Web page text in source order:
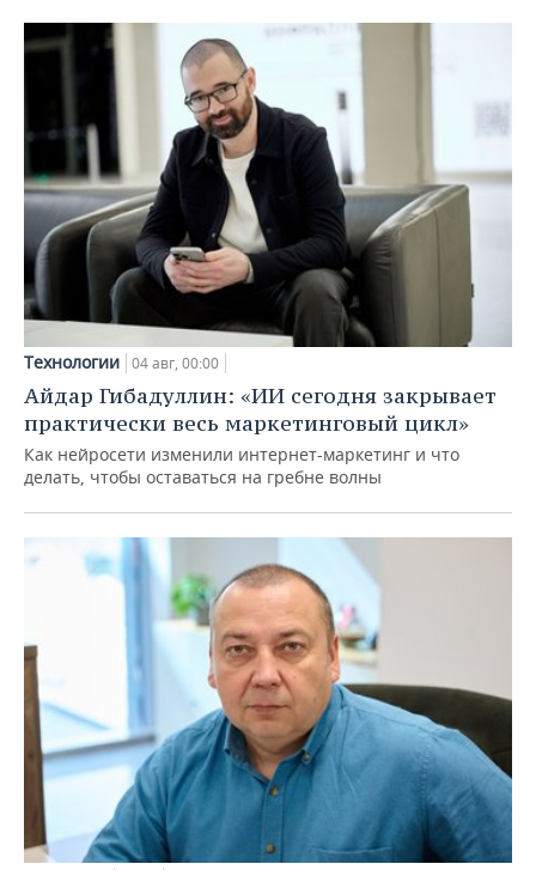
Технологии 04 авг, 00:00
Айдар Гибадуллин: «ИИ сегодня закрывает
практически весь маркетинговый цикл»
Как нейросети изменили интернет-маркетинг и что
делать, чтобы оставаться на гребне волны